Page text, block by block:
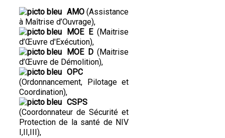
AMO (Assistance
à Maîtrise d’Ouvrage),
MOE E(Maitrise
d’Œuvre d'Exécution),
MOE D(Maitrise
d’Œuvre de Démolition),
OPC
(Ordonnancement, Pilotage et
Coordination),
CSPS
(Coordonnateur de Sécurité et
Protection de la santé de NIV
I,II,III),